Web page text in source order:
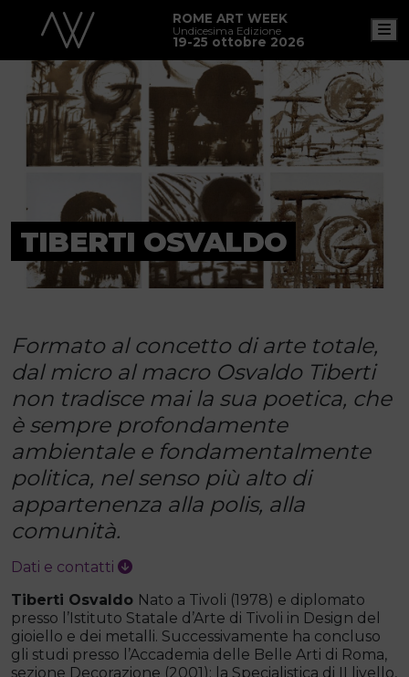
ROME ART WEEK
Undicesima Edizione
19-25 ottobre 2026
TIBERTI OSVALDO
Formato al concetto di arte totale,
dal micro al macro Osvaldo Tiberti
non tradisce mai la sua poetica, che
è sempre profondamente
ambientale e fondamentalmente
politica, nel senso più alto di
appartenenza alla polis, alla
comunità.
Dati e contatti
Tiberti Osvaldo Nato a Tivoli (1978) e diplomato
presso l’Istituto Statale d’Arte di Tivoli in Design del
gioiello e dei metalli. Successivamente ha concluso
gli studi presso l’Accademia delle Belle Arti di Roma,
sezione Decorazione (2001); la Specialistica di II livello,